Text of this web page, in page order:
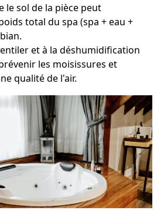
le sol de la pièce peut
total du spa (spa + eau +
et à la déshumidification
les moisissures et
qualité de l'air.